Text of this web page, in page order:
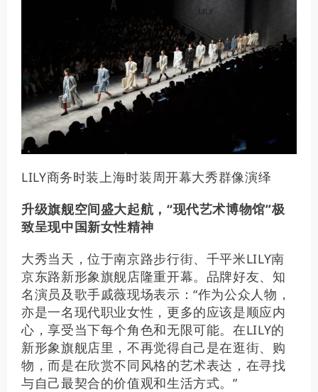
LILY商务时装上海时装周开幕大秀群像演绎
升级旗舰空间盛大起航，“现代艺术博物馆”极
致呈现中国新女性精神
大秀当天，位于南京路步行街、千平米LILY南
京东路新形象旗舰店隆重开幕。品牌好友、知
名演员及歌手戚薇现场表示：“作为公众人物，
亦是一名现代职业女性，更多的应该是顺应内
心，享受当下每个角色和无限可能。在LILY的
新形象旗舰店里，不再觉得自己是在逛街、购
物，而是在欣赏不同风格的艺术表达，在寻找
与自己最契合的价值观和生活方式。”